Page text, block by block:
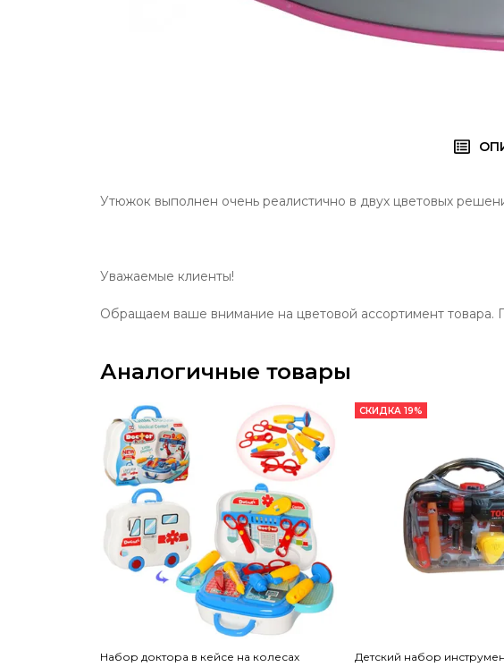
Утюжок выполнен очень реалистично в двух цветовых
Уважаемые клиенты!
Обращаем ваше внимание на цветовой ассортимент товара.
Аналогичные товары
Набор доктора в кейсе на колесах
СКИДКА 19%
Детский набор